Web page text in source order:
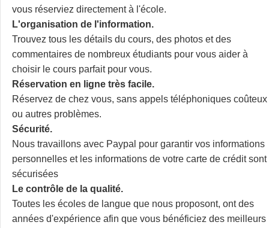
vous réserviez directement à l'école.
L'organisation de l'information.
Trouvez tous les détails du cours, des photos et des
commentaires de nombreux étudiants pour vous aider à
choisir le cours parfait pour vous.
Réservation en ligne très facile.
Réservez de chez vous, sans appels téléphoniques coûteux
ou autres problèmes.
Sécurité.
Nous travaillons avec Paypal pour garantir vos informations
personnelles et les informations de votre carte de crédit sont
sécurisées
Le contrôle de la qualité.
Toutes les écoles de langue que nous proposont, ont des
années d'expérience afin que vous bénéficiez des meilleurs